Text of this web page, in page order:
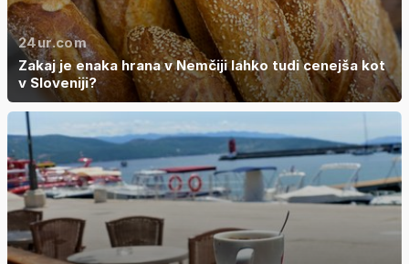
24ur.com
Zakaj je enaka hrana v Nemčiji lahko tudi cenejša kot
v Sloveniji?